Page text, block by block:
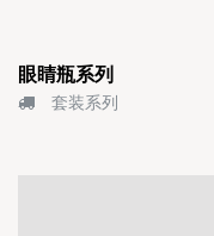
眼睛瓶系列
套装系列